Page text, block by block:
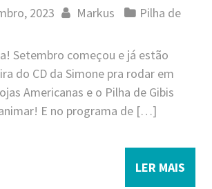
2023 Markus
Pilha de
Setembro começou e já estão
do CD da Simone pra rodar em
Americanas e o Pilha de Gibis
E no programa de […]
LER MAIS